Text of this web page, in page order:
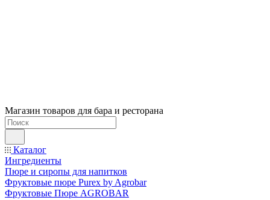
Магазин товаров для бара и ресторана
Каталог
Ингредиенты
Пюре и сиропы для напитков
Фруктовые пюре Purex by Agrobar
Фруктовые Пюре AGROBAR